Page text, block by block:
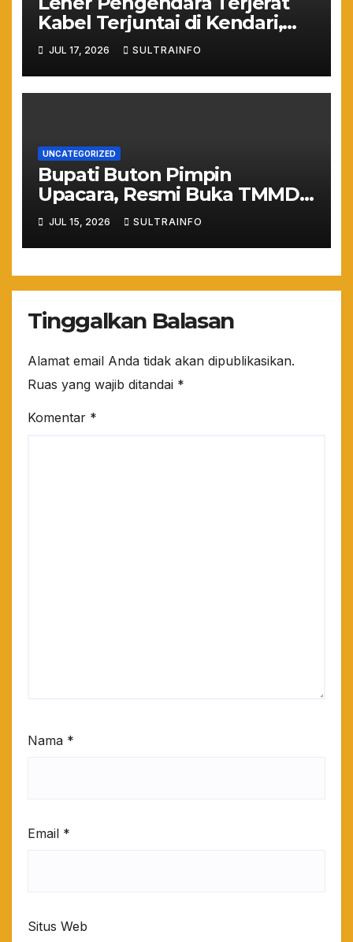
Kabel Terjuntai di Kendari,
Nyawa Warga Nyaris
Melayang Akibat Kelalaian
Provider
JUL 17, 2026 SULTRAINFO
UNCATEGORIZED
Bupati Buton Pimpin
Upacara, Resmi Buka TMMD
ke-129 TA 2026
JUL 15, 2026 SULTRAINFO
Tinggalkan Balasan
Alamat email Anda tidak akan dipublikasikan.
Ruas yang wajib ditandai *
Komentar *
Nama *
Email *
Situs Web